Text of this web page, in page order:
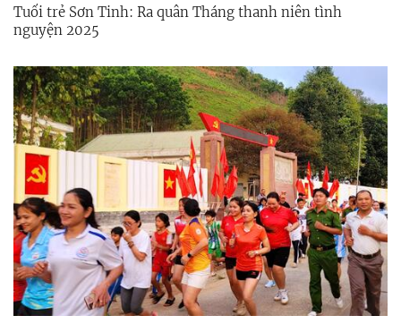
Tuổi trẻ Sơn Tinh: Ra quân Tháng thanh niên tình
nguyện 2025